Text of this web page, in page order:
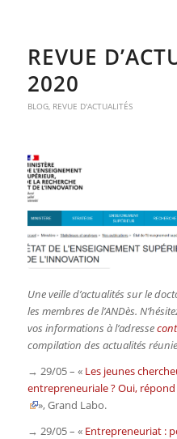
REVUE
2020
BLOG, REVUE D'ACTUALITÉS
Une veille d’actualités sur le
les membres de l’ANDès.
vos informations à l’adresse
compilation des actualités
→ 29/05 – « Les jeunes
entrepreneuriale ? Oui,
»,Grand Labo.
→ 29/05 – « Entrepreneuriat :